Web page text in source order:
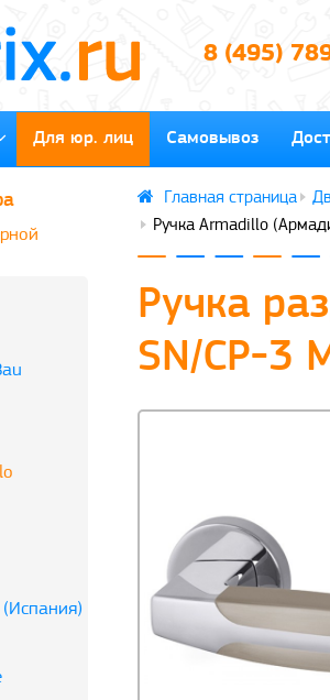
8 (495)
Для юр. лиц Самовывоз
(Испания)
Ручка Armadillo
Ручка
SN/CP-3